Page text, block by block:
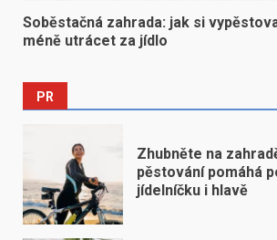
Soběstačná zahrada: jak si
méně utrácet za jídlo
PR
Zhubněte na
pěstování pomáhá
jídelníčku i hlavě